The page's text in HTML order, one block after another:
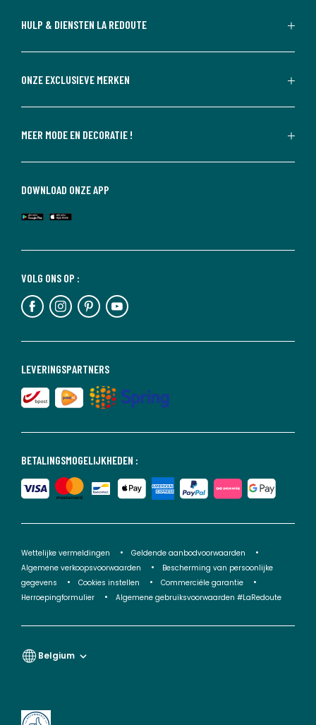
HULP & DIENSTEN LA REDOUTE
ONZE EXCLUSIEVE MERKEN
MEER MODE EN DECORATIE !
BETALINGSMOGELIJKHEDEN :
LEVERINGSPARTNERS
VOLG ONS OP :
DOWNLOAD ONZE APP
Wettelijke vermeldingen
Geldende aanbodvoorwaarden
Algemene verkoopsvoorwaarden
Bescherming van persoonlijke
gegevens
Cookies instellen
Commerciële garantie
Herroepingformulier
Algemene gebruiksvoorwaarden #LaRedoute
Belgium